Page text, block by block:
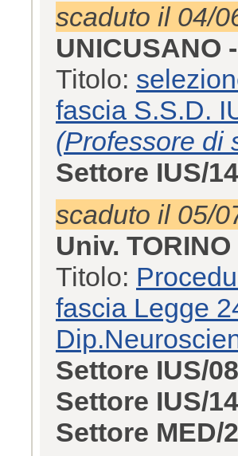
scaduto il 04/
UNICUSANO
Titolo:
fascia S.S.D.
(Professore di
Settore IUS/
scaduto il 05/
Univ. TORINO
Titolo:
fascia Legge
Settore IUS/
Settore IUS/
Settore MED/